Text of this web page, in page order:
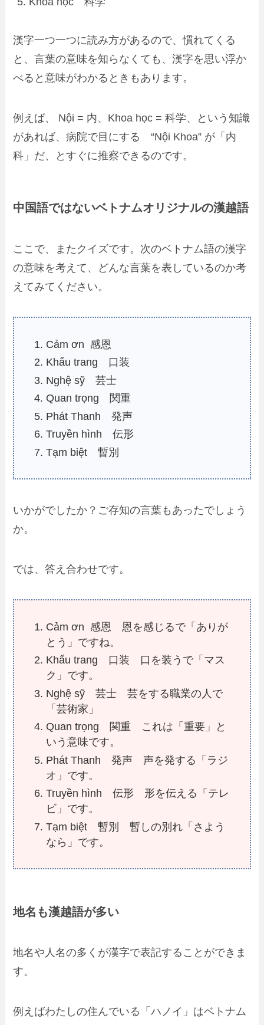
漢字一つ一つに読み方があるので、慣れてくる
と、言葉の意味を知らなくても、漢字を思い浮か
べると意味がわかる ときもあります。
例えば、 Nội = 内、 Khoa học = 科学、という知識
があれば、病院で目にする“Nội Khoa” が「内
科」だ、とすぐに推察できるのです。
中国語ではないベトナムオリジナルの漢越語
ここで、またクイズです。次のベトナム語の漢字
の意味を考えて、どんな言葉を表しているのか考
えてみてください。
Cảm ơn 感恩
Khẩu trang 口装
Nghệ sỹ 芸士
Quan trọng 関重
Phát Thanh 発声
Truyền hình 伝形
Tạm biệt 暫別
いかがでしたか？ご存知の言葉もあったでしょう
か。
では、答え合わせです。
Cảm ơn 感恩 恩を感じるで「ありが
とう」ですね。
Khẩu trang 口装 口を装うで「マス
ク」です。
Nghệ sỹ 芸士 芸をする職業の人で
「芸術家」
Quan trọng 関重 これは「重要」と
いう意味です。
Phát Thanh 発声 声を発する「ラジ
オ」です。
Truyền hình 伝形 形を伝える「テレ
ビ」です。
Tạm biệt 暫別 暫しの別れ「さよう
なら」です。
地名も漢越語が多い
地名や人名の多くが漢字で表記することができま
す。
例えばわたしの住んでいる 「ハノイ」 はベトナム